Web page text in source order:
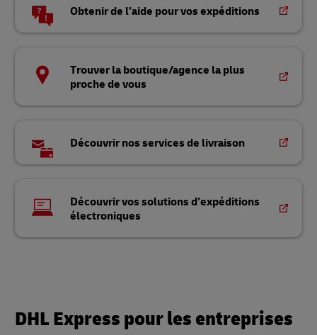
Obtenir de l’aide pour vos expéditions
Trouver la boutique/agence la plus
proche de vous
Découvrir nos services de livraison
Découvrir vos solutions d’expéditions
électroniques
DHL Express pour les entreprises